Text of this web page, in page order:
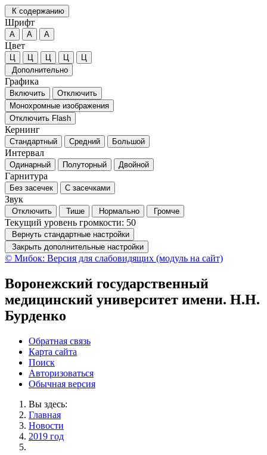
К содержанию
Шрифт
А А А
Цвет
Ц Ц Ц Ц
Ц
Дополнительно
Графика
Включить
Отключить
Монохромные изображения
Отключить Flash
Кернинг
Стандартный Средний Большой
Интервал
Одинарный Полуторный Двойной
Гарнитура
Без засечек С засечками
Звук
Отключить Тише Нормально Громче
Текущий уровень громкости: 50
Вернуть стандартные настройки
Закрыть дополнительные настройки
© Мибок: Версия для слабовидящих (модуль на сайт)
Воронежский государственный
медицинский университет имени. Н.Н.
Бурденко
Обратная связь
Карта сайта
Поиск
Авторизоваться
Обычная версия
Вы здесь:
Главная
Новости
2019 год